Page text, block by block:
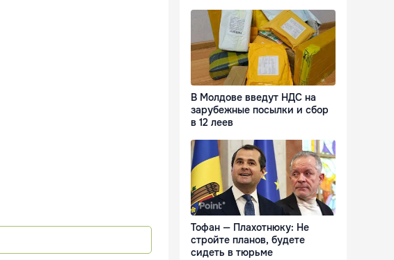
В Молдове введут НДС на
зарубежные посылки и сбор
в 12 леев
Тофан — Плахотнюку: Не
стройте планов, будете
сидеть в тюрьме